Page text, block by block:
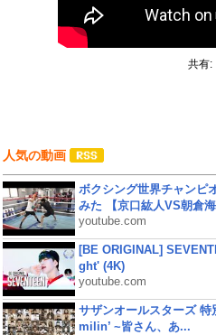
共有:
人気の動画
ボクシング世界チャンピ
みた 【京口紘人VS朝倉
youtube.com
[BE ORIGINAL]
ght' (4K)
youtube.com
サザンオールスターズ 特
milin’ ~皆さん、あ...